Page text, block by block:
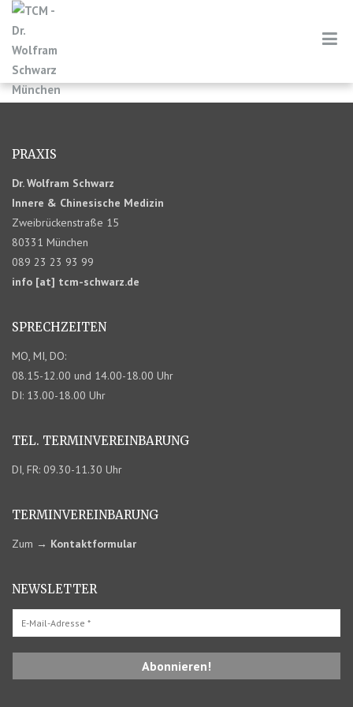
PRAXIS
Dr. Wolfram Schwarz
Innere & Chinesische Medizin
Zweibrückenstraße 15
80331 München
089 23 23 93 99
info [at] tcm-schwarz.de
SPRECHZEITEN
MO, MI, DO:
08.15-12.00 und 14.00-18.00 Uhr
DI: 13.00-18.00 Uhr
TEL. TERMIN­VEREINBARUNG
DI, FR: 09.30-11.30 Uhr
TERMIN­VEREINBARUNG
Zum → Kontaktformular
NEWSLETTER